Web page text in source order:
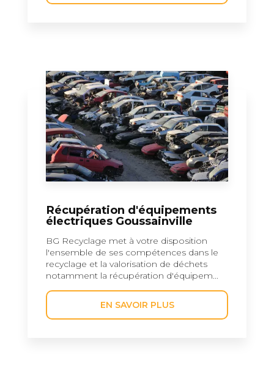
Récupération d'équipements
électriques Goussainville
BG Recyclage met à votre disposition
l'ensemble de ses compétences dans le
recyclage et la valorisation de déchets
notamment la récupération d'équipem...
EN SAVOIR PLUS